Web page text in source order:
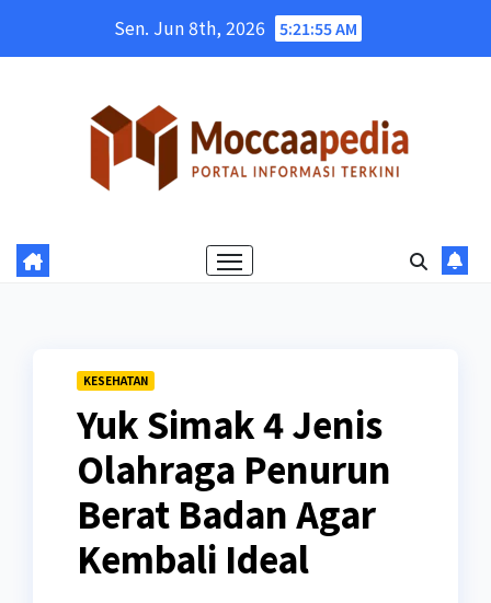
Sen. Jun 8th, 2026 5:21:56 AM
KESEHATAN
Yuk Simak 4 Jenis
Olahraga Penurun
Berat Badan Agar
Kembali Ideal